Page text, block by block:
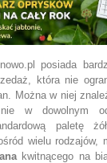
posiada
która nie
Można w niej
w dowolnym
paletę
wielu rodzajów,
kwitnącego na